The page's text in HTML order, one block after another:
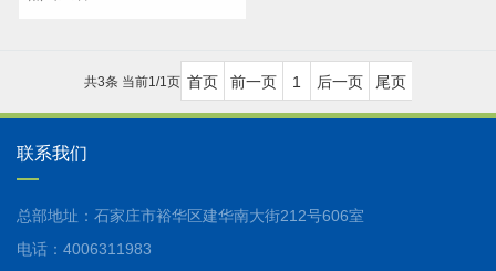
共3条 当前1/1页 首页 前一页 1 后一页 尾页
联系我们
总部地址：石家庄市裕华区建华南大街212号606室
电话：4006311983